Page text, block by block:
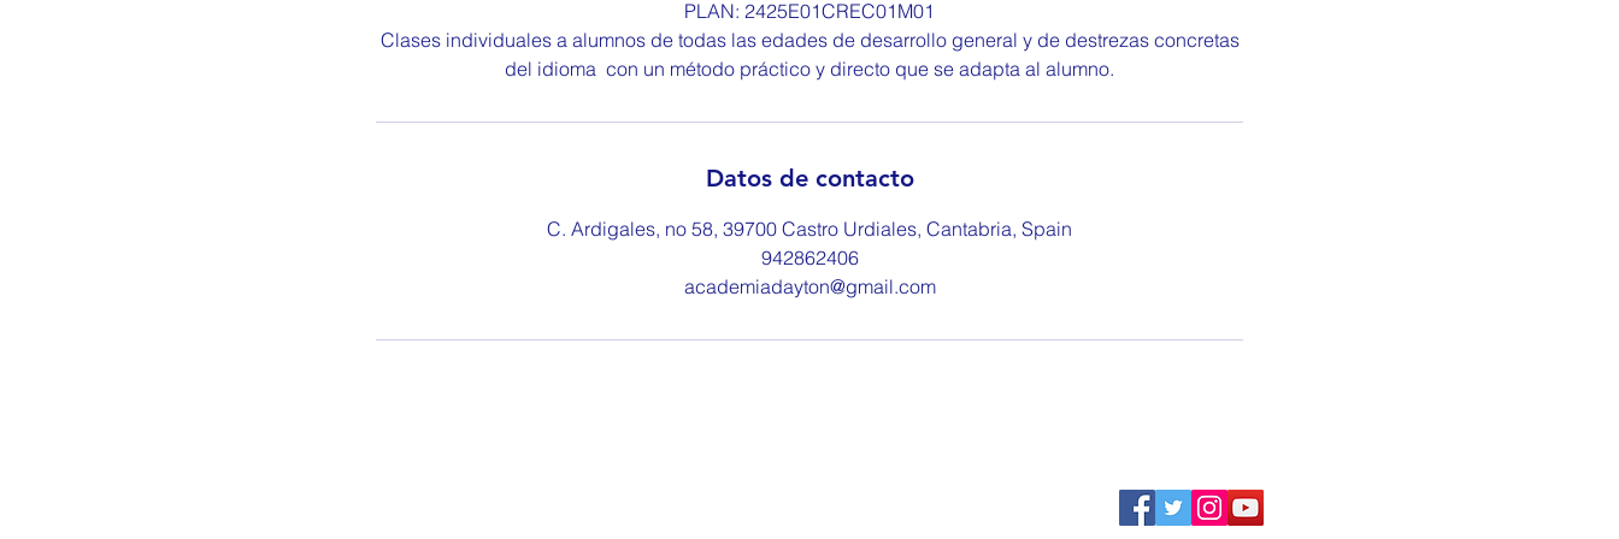
a
d
o
PLAN: 2425E01CREC01M01
Clases individuales a alumnos de todas las edades de desarrollo general y de destrezas concretas
del idioma con un método práctico y directo que se adapta al alumno.
Datos de contacto
C. Ardigales, no 58, 39700 Castro Urdiales, Cantabria, Spain
942862406
academiadayton@gmail.com